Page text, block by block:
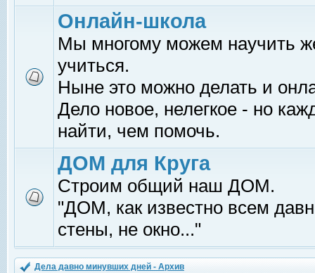
Онлайн-школа
Мы многому можем научить
учиться.
Ныне это можно делать и
Дело новое, нелегкое - но
найти, чем помочь.
ДОМ для Круга
Строим общий наш ДОМ.
"ДОМ, как известно всем
стены, не окно..."
Дела давно минувших дней - Архив